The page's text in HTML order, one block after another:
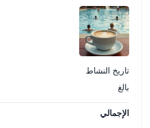
تاريخ النشاط
بالغ
الإجمالي